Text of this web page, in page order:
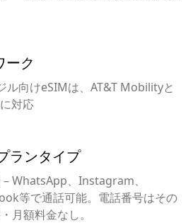
ーク
ル向けeSIMは、AT&T Mobilityと
対応
ランタイプ
WhatsApp、Instagram、
等で通話可能。電話番号はその
月額料金なし。